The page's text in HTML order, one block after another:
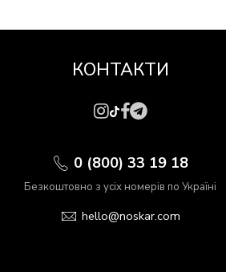
КОНТАКТИ
0 (800) 33 19 18
Безкоштовно з усіх номерів по Україні
hello@noskar.com